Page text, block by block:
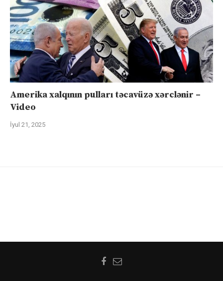
Amerika xalqının pulları təcavüzə xərclənir –
Video
İyul 21, 2025